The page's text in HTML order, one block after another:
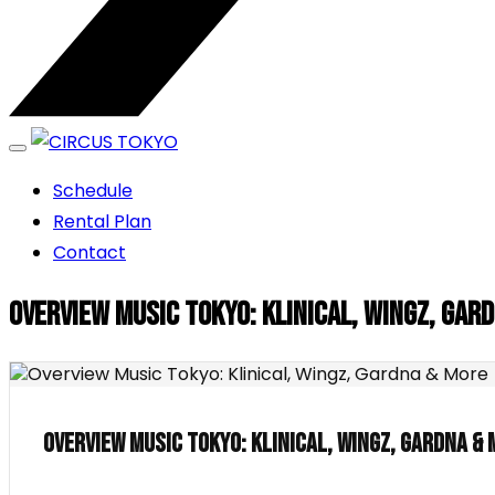
CIRCUS TOKYO
エンターテイメントスペース
Schedule
Rental Plan
Contact
Overview Music Tokyo: Klinical, Wingz,
Overview Music Tokyo: Klinical, Wingz, Gardna &